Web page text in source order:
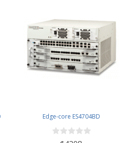
Edge-core ES4704BD